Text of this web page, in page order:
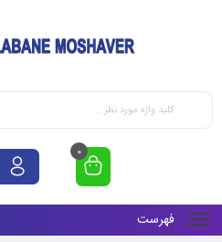
0
فهرست